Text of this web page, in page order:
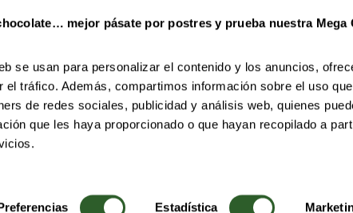
mejor pásate por postres y prueba nuestra Mega
se usan para personalizar el contenido y los anuncios,
el tráfico. Además, compartimos información sobre el uso
de redes sociales, publicidad y análisis web, quienes
que les haya proporcionado o que hayan recopilado a
Estadística